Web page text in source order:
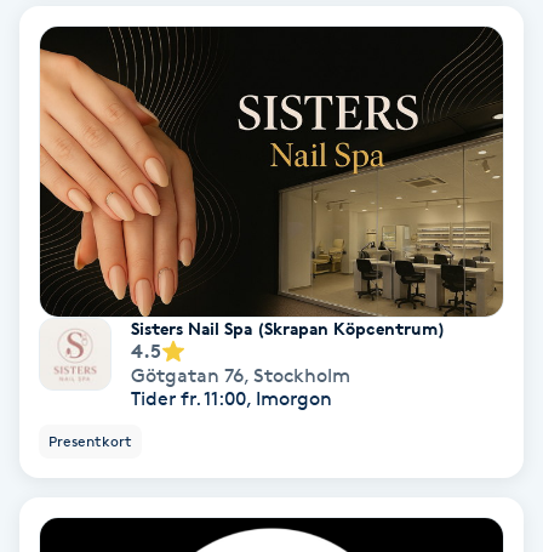
Koppningsmassage
Kosmetisk tatuering
Kostrådgivning
Kroppsinpackning
Kroppspeeling
Käkledsbehandling
Sisters Nail Spa (Skrapan Köpcentrum)
4.5
Götgatan 76, Stockholm
Tider fr. 11:00, Imorgon
Presentkort